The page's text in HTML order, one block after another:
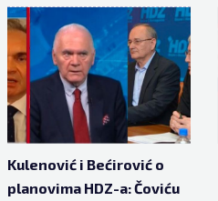
Kulenović i Bećirović o
planovima HDZ-a: Čoviću